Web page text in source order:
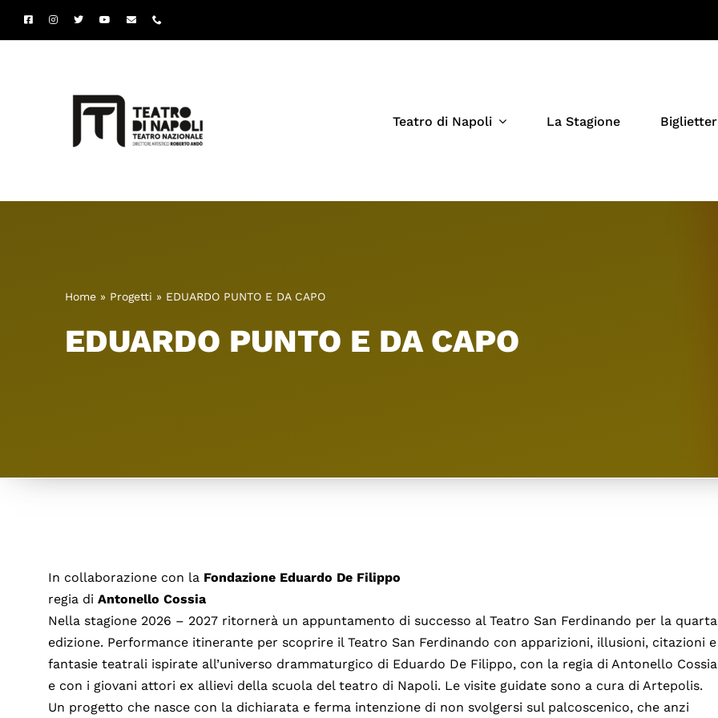
Teatro di Napoli La Stagione
Home» Progetti » EDUARDO PUNTO E DA CAPO
EDUARDO PUNTO E DA CAPO
In collaborazione con la Fondazione Eduardo De Filippo
regia di Antonello Cossia
Nella stagione 2026 – 2027 ritornerà un appuntamento di successo al Teatro San Ferdinando per la quarta
edizione. Performance itinerante per scoprire il Teatro San Ferdinando con apparizioni, illusioni, citazioni e
fantasie teatrali ispirate all’universo drammaturgico di Eduardo De Filippo, con la regia di Antonello Cossia
e con i giovani attori ex allievi della scuola del teatro di Napoli. Le visite guidate sono a cura di Artepolis.
Un progetto che nasce con la dichiarata e ferma intenzione di non svolgersi sul palcoscenico, che anzi